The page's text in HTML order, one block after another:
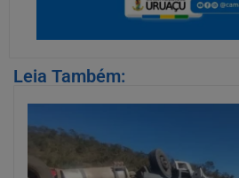
Leia Também: